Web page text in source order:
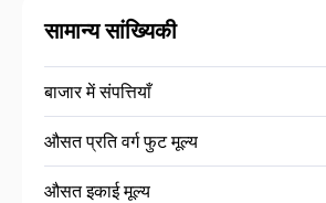
सामान्य सांख्यिकी
बाजार में संपत्तियाँ
औसत प्रति वर्ग फुट मूल्य
औसत इकाई मूल्य